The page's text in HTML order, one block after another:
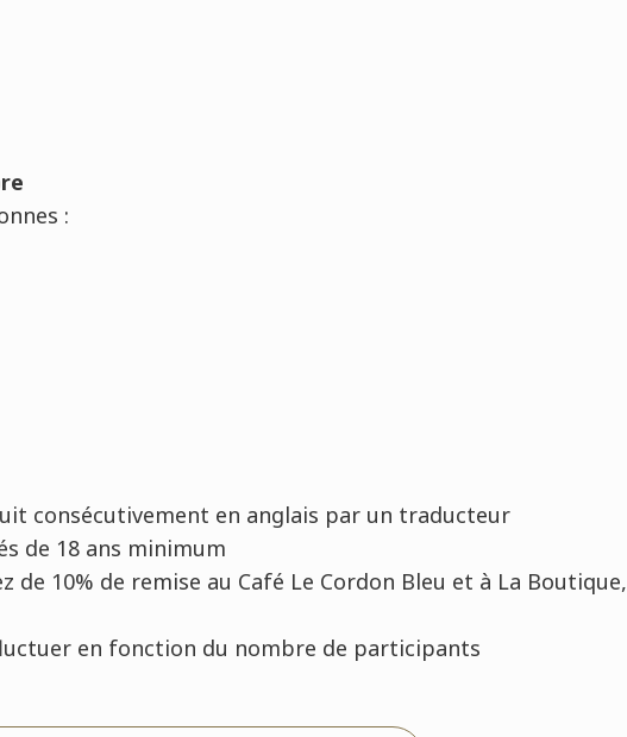
:
consécutivement en anglais par un traducteur
de 18 ans minimum
de 10% de remise au Café Le Cordon Bleu et à La Boutique,
en fonction du nombre de participants